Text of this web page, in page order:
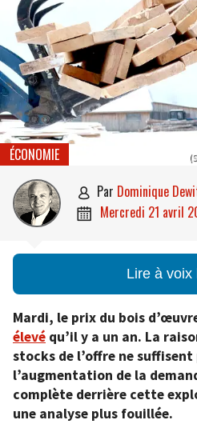
ÉCONOMIE
 par Dominique
 mercredi 21 avril
Lire à voix
Mardi, le prix du bois
élevé qu’il y a un an. La
stocks de l’offre ne suffisent
l’augmentation de la
complète derrière cette
une analyse plus fouillée.